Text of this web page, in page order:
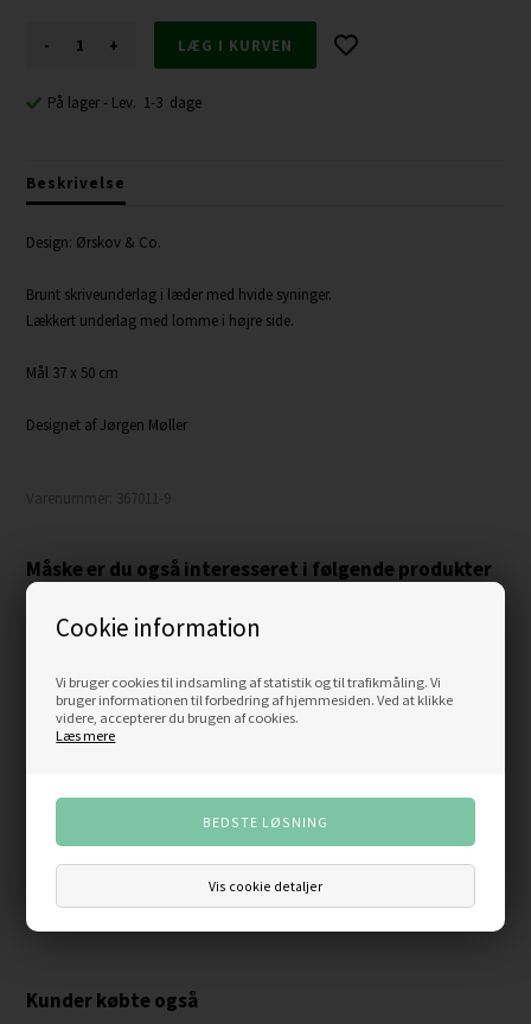
Cookie information
Vi bruger cookies til indsamling af statistik og til trafikmåling. Vi
bruger informationen til forbedring af hjemmesiden. Ved at klikke
videre, accepterer du brugen af cookies.
Læs mere
Vis cookie detaljer
- +
På lager - Lev. 1-3 dage
Beskrivelse
Design: Ørskov & Co.
Brunt skriveunderlag i læder med hvide syninger.
​Lækkert underlag med lomme i højre side.
Mål 37 x 50 cm
Designet af Jørgen Møller
Måske er du også interesseret i følgende produkter
499,00 DKK
Kunder købte også